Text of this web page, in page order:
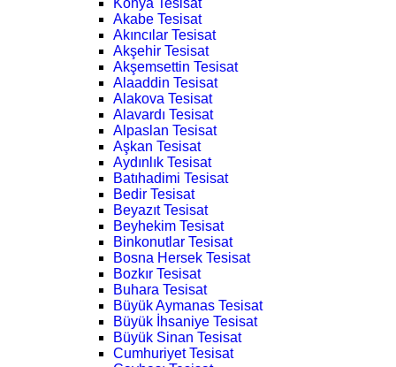
Konya Tesisat
Akabe Tesisat
Akıncılar Tesisat
Akşehir Tesisat
Akşemsettin Tesisat
Alaaddin Tesisat
Alakova Tesisat
Alavardı Tesisat
Alpaslan Tesisat
Aşkan Tesisat
Aydınlık Tesisat
Batıhadimi Tesisat
Bedir Tesisat
Beyazıt Tesisat
Beyhekim Tesisat
Binkonutlar Tesisat
Bosna Hersek Tesisat
Bozkır Tesisat
Buhara Tesisat
Büyük Aymanas Tesisat
Büyük İhsaniye Tesisat
Büyük Sinan Tesisat
Cumhuriyet Tesisat